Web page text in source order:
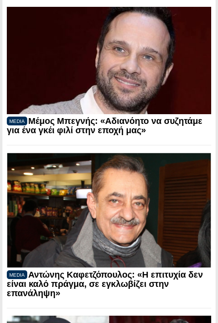
MEDIA
Μέμος Μπεγνής: «Αδιανόητο να συζητάμε
για ένα γκέι φιλί στην εποχή μας»
MEDIA
Αντώνης Καφετζόπουλος: «Η επιτυχία δεν
είναι καλό πράγμα, σε εγκλωβίζει στην
επανάληψη»